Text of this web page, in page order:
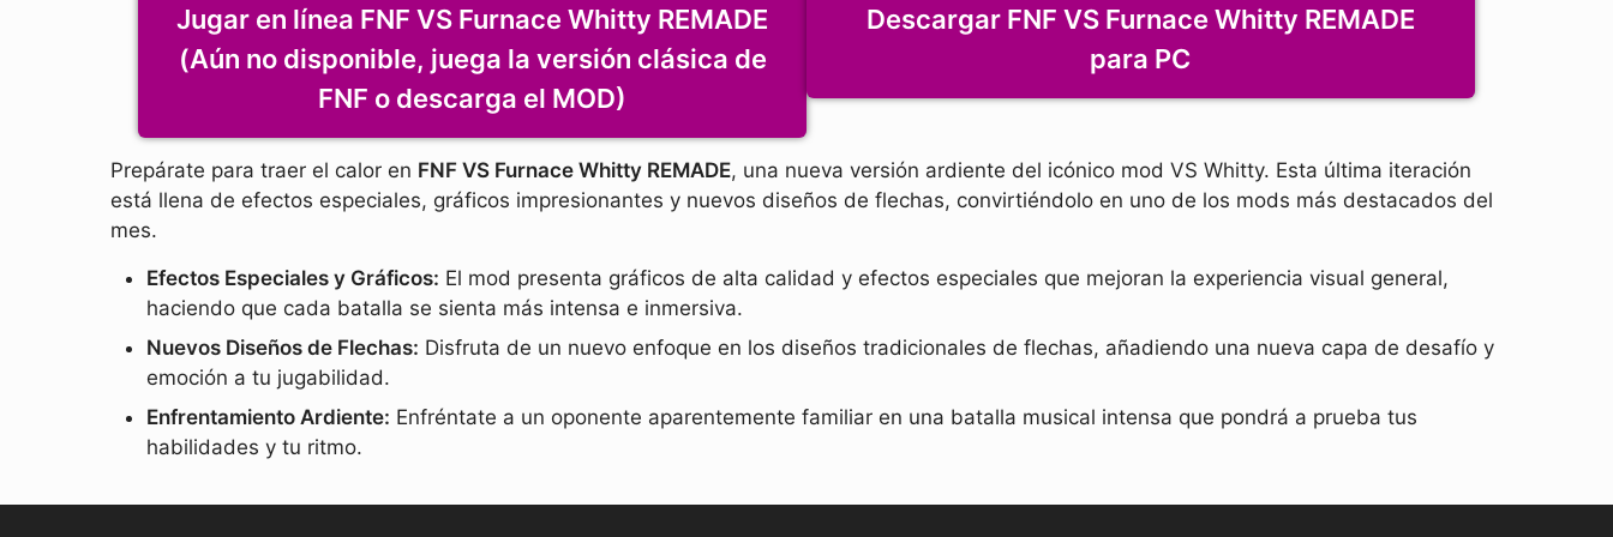
Jugar en línea FNF VS Furnace Whitty REMADE
(Aún no disponible, juega la versión clásica de
FNF o descarga el MOD)
Descargar FNF VS Furnace Whitty REMADE
para PC
Prepárate para traer el calor en FNF VS Furnace Whitty REMADE, una nueva versión ardiente del icónico mod VS Whitty. Esta última iteración
está llena de efectos especiales, gráficos impresionantes y nuevos diseños de flechas, convirtiéndolo en uno de los mods más destacados del
mes.
Efectos Especiales y Gráficos: El mod presenta gráficos de alta calidad y efectos especiales que mejoran la experiencia visual general,
haciendo que cada batalla se sienta más intensa e inmersiva.
Nuevos Diseños de Flechas: Disfruta de un nuevo enfoque en los diseños tradicionales de flechas, añadiendo una nueva capa de desafío y
emoción a tu jugabilidad.
Enfrentamiento Ardiente: Enfréntate a un oponente aparentemente familiar en una batalla musical intensa que pondrá a prueba tus
habilidades y tu ritmo.